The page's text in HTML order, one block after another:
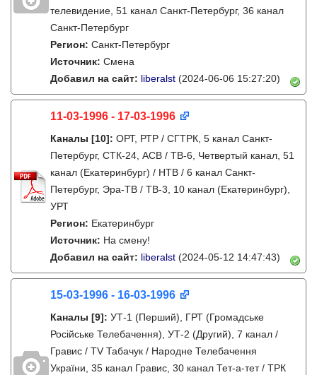
телевидение, 51 канал Санкт-Петербург, 36 канал
Санкт-Петербург
Регион: Санкт-Петербург
Источник: Смена
Добавил на сайт: liberalst (2024-06-06 15:27:20)
11-03-1996 - 17-03-1996
Каналы [10]: ОРТ, РТР / СГТРК, 5 канал Санкт-
Петербург, СТК-24, АСВ / ТВ-6, Четвертый канал, 51
канал (Екатеринбург) / НТВ / 6 канал Санкт-
Петербург, Эра-ТВ / ТВ-3, 10 канал (Екатеринбург),
УРТ
Регион: Екатеринбург
Источник: На смену!
Добавил на сайт: liberalst (2024-05-12 14:47:43)
15-03-1996 - 16-03-1996
Каналы [9]: УТ-1 (Перший), ГРТ (Громадське
Росiйське Телебачення), УТ-2 (Другий), 7 канал /
Гравис / TV Табачук / Народне Телебачення
України, 35 канал Гравис, 30 канал Тет-а-тет / ТРК